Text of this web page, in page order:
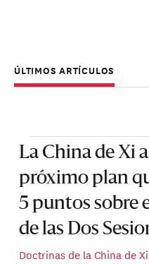
ÚLTIMOS ARTÍCULOS
La China de Xi
próximo plan
5 puntos sobre
de las Dos
Doctrinas de la China de